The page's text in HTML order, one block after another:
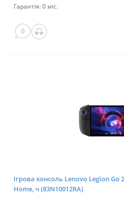
Гарантія: 0 міс.
0
Ігрова консоль Lenovo Legion Go
Home, ч (83N10012RA)